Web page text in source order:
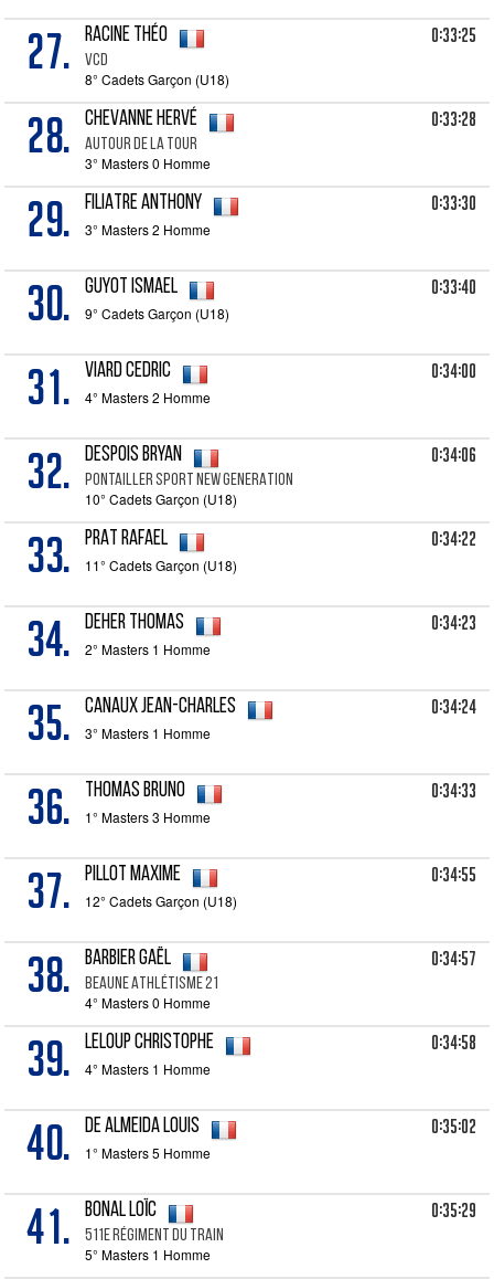
27. RACINE Théo
VCD
8° Cadets Garçon (U18)
0:33:25
28. CHEVANNE Hervé
Autour De La Tour
3° Masters 0 Homme
0:33:28
29. FILIATRE Anthony
3° Masters 2 Homme
0:33:30
30. GUYOT Ismael
9° Cadets Garçon (U18)
0:33:40
31. VIARD Cedric
4° Masters 2 Homme
0:34:00
32. DESPOIS Bryan
PONTAILLER SPORT NEW GENERATION
10° Cadets Garçon (U18)
0:34:06
33. PRAT Rafael
11° Cadets Garçon (U18)
0:34:22
34. DEHER Thomas
2° Masters 1 Homme
0:34:23
35. CANAUX Jean-Charles
3° Masters 1 Homme
0:34:24
36. THOMAS Bruno
1° Masters 3 Homme
0:34:33
37. PILLOT Maxime
12° Cadets Garçon (U18)
0:34:55
38. BARBIER Gaël
Beaune Athlétisme 21
4° Masters 0 Homme
0:34:57
39. LELOUP Christophe
4° Masters 1 Homme
0:34:58
40. DE ALMEIDA Louis
1° Masters 5 Homme
0:35:02
41. BONAL Loïc
511e régiment du Train
5° Masters 1 Homme
0:35:29